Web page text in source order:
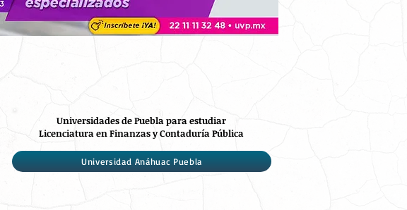
Universidades de Puebla para estudiar
Licenciatura en Finanzas y Contaduría Pública
Universidad Anáhuac Puebla